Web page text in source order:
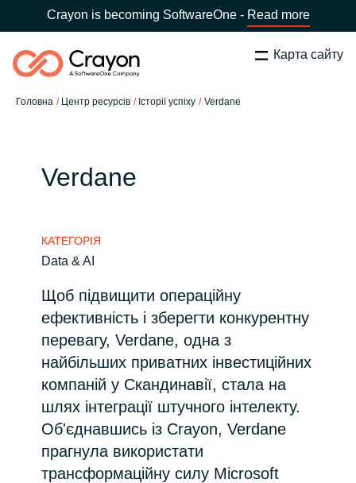
Crayon is becoming SoftwareOne - Read more
Карта сайту
Головна Центр ресурсів Історії успіху Verdane
Australia
Austria
Czechia
Denmark
Пошук Закрити
Технологічні партнери
Партнерство (дистрибуція)
Кампанії
Про нас
About us
Verdane
КАТЕГОРІЯ
Data & AI
Щоб підвищити операційну
ефективність і зберегти конкурентну
перевагу, Verdane, одна з
найбільших приватних інвестиційних
компаній у Скандинавії, стала на
шлях інтеграції штучного інтелекту.
Об'єднавшись із Crayon, Verdane
прагнула використати
трансформаційну силу Microsoft